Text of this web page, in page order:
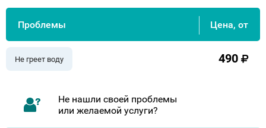
Проблемы Цена, от
Не греет воду 490
Не нашли своей проблемы
или желаемой услуги?